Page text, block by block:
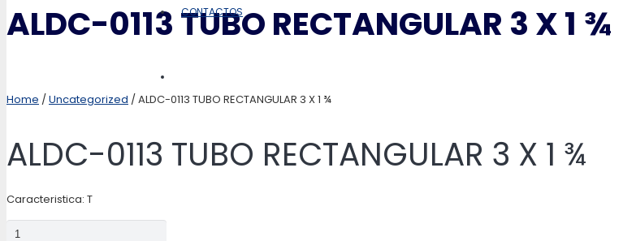
CONTACTOS
ALDC-0113 TUBO RECTANGULAR 3 X 1 ¾
Home / Uncategorized / ALDC-0113 TUBO RECTANGULAR 3 X 1 ¾
ALDC-0113 TUBO RECTANGULAR 3 X 1 ¾
Caracteristica: T
ALDC-